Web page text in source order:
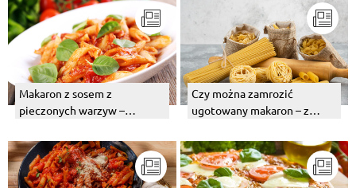
Makaron z sosem z
pieczonych warzyw –
sos?
Czy można zamrozić
ugotowany makaron – z